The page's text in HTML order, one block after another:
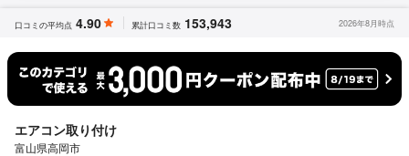
口コミの平均点 4.90 累計口コミ数 153,943 2026年8月時点
エアコン取り付け
富山県高岡市